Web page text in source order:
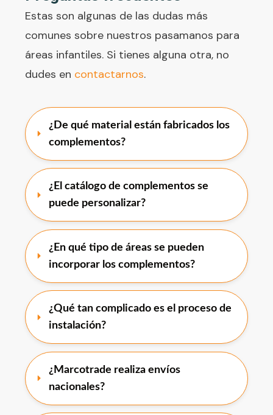
Estas son algunas de las dudas más
comunes sobre nuestros pasamanos para
áreas infantiles. Si tienes alguna otra, no
dudes en contactarnos.
¿De qué material están fabricados los
complementos?
¿El catálogo de complementos se
puede personalizar?
¿En qué tipo de áreas se pueden
incorporar los complementos?
¿Qué tan complicado es el proceso de
instalación?
¿Marcotrade realiza envíos
nacionales?